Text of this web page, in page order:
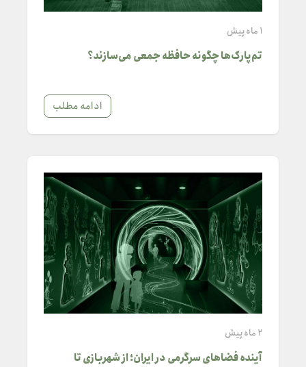
1 ماه پیش
تم‌پارک‌ها چگونه حافظه جمعی می‌سازند؟
ادامه مطلب
2 ماه پیش
آینده فضاهای سرگرمی در ایران؛ از شهربازی تا